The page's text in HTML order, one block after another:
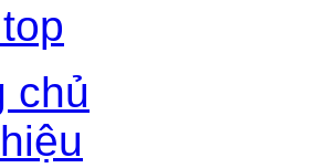
chủ